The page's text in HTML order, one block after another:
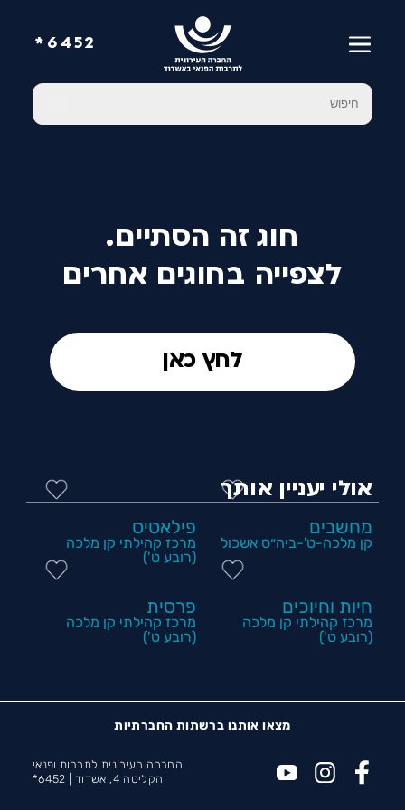
6452*
חוג זה הסתיים.
לצפייה בחוגים אחרים
לחץ כאן
אולי יעניין אותך
מחשבים
קן מלכה-ט'-ביה״ס אשכול
פילאטיס
מרכז קהילתי קן מלכה
(רובע ט')
חיות וחיוכים
מרכז קהילתי קן מלכה
(רובע ט')
פרסית
מרכז קהילתי קן מלכה
(רובע ט')
מצאו אותנו ברשתות החברתיות
החברה העירונית לתרבות ופנאי
הקליטה 4, אשדוד |
6452*